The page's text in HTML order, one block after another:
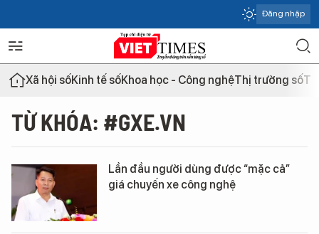
Đăng nhập
Xã hội sốKinh tế sốKhoa học - Công nghệThị trường số
TỪ KHÓA: #GXE.VN
Lần đầu người dùng được “mặc cả”
giá chuyến xe công nghệ